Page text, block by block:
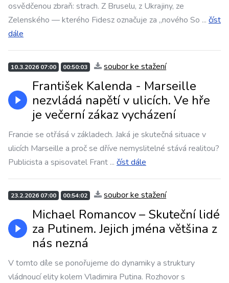
osvědčenou zbraň: strach. Z Bruselu, z Ukrajiny, ze
Zelenského — kterého Fidesz označuje za „nového So ... číst
dále
10.3.2026 07:00 00:50:03 soubor ke stažení
František Kalenda - Marseille
nezvládá napětí v ulicích. Ve hře
je večerní zákaz vycházení
Francie se otřásá v základech. Jaká je skutečná situace v
ulicích Marseille a proč se dříve nemyslitelné stává realitou?
Publicista a spisovatel Frant ... číst dále
23.2.2026 07:00 00:54:02 soubor ke stažení
Michael Romancov – Skuteční lidé
za Putinem. Jejich jména většina z
nás nezná
V tomto díle se ponořujeme do dynamiky a struktury
vládnoucí elity kolem Vladimira Putina. Rozhovor s